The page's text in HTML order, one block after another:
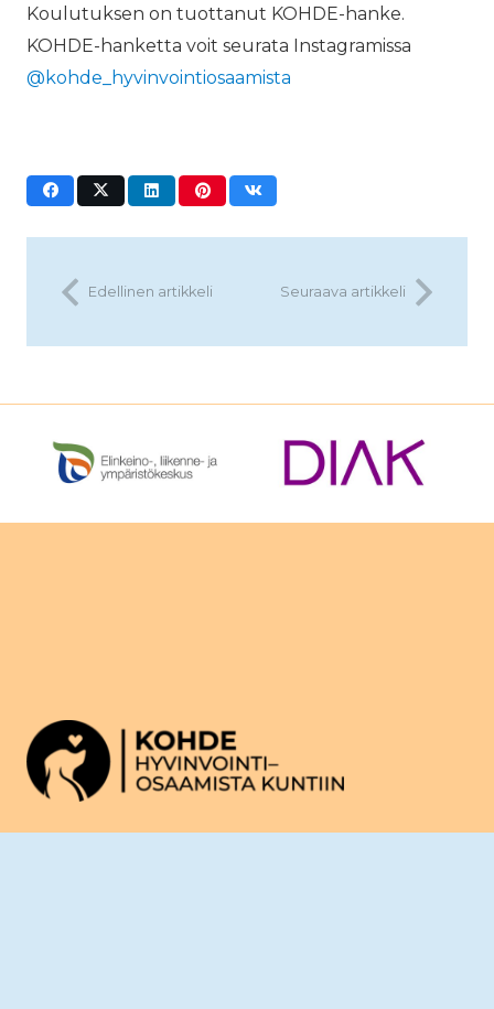
Koulutuksen on tuottanut KOHDE-hanke.
KOHDE-hanketta voit seurata Instagramissa
@kohde_hyvinvointiosaamista
Edellinen artikkeli Seuraava artikkeli